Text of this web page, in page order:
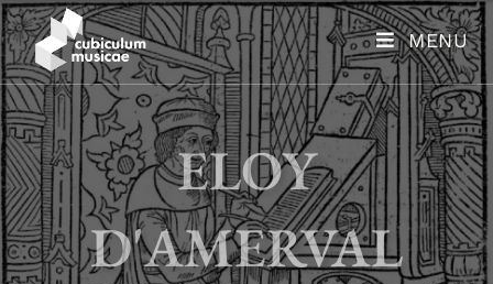
MENU
ELOY
D'AMERVAL